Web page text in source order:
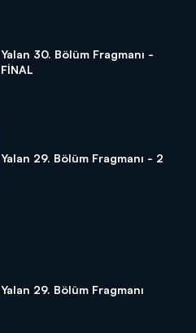
Yalan 30. Bölüm Fragmanı -
FİNAL
Yalan 29. Bölüm Fragmanı - 2
Yalan 29. Bölüm Fragmanı